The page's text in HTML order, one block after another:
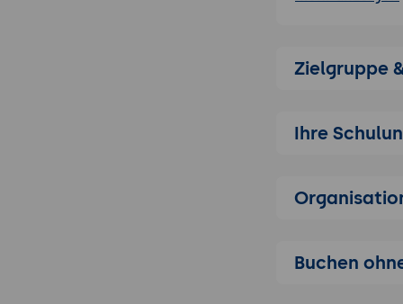
einfache
Event-
Plattform,
Event-Design
Zielgruppe
Ihre
Buchen